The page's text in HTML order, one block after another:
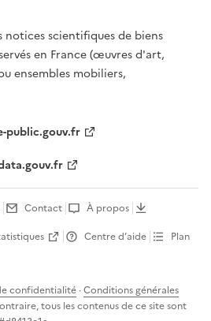
notices scientifiques de biens
en France (œuvres d'art,
ensembles mobiliers,
public.gouv.fr
Contact
À propos
Centre d’aide
Plan
confidentialité ·Conditions générales
tous les contenus de ce site sont